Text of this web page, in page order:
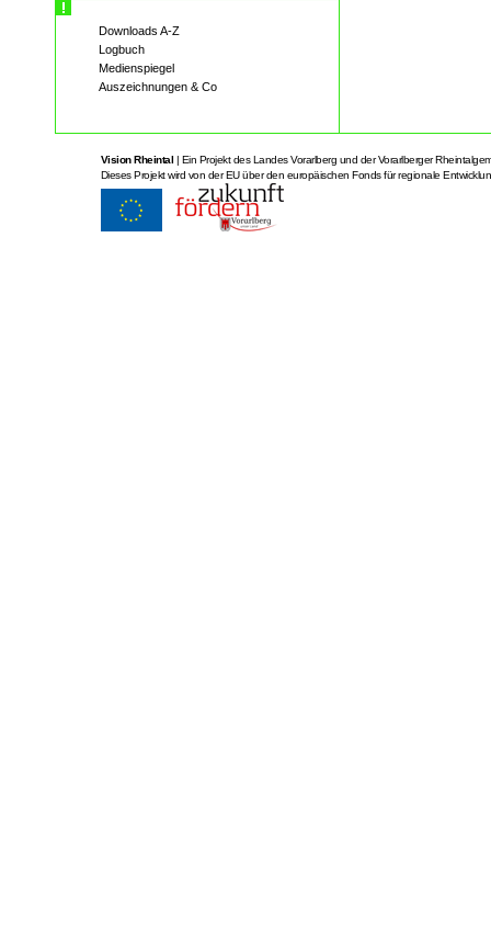
Downloads A-Z
Logbuch
Medienspiegel
Auszeichnungen & Co
Vision Rheintal | Ein Projekt des Landes Vorarlberg und der Vorarlberger
Dieses Projekt wird von der EU über den europäischen Fonds für regionale